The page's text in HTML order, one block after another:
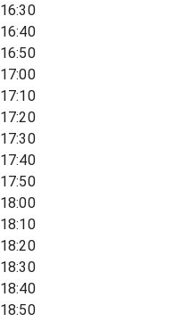
16:30
16:40
16:50
17:00
17:10
17:20
17:30
17:40
17:50
18:00
18:10
18:20
18:30
18:40
18:50